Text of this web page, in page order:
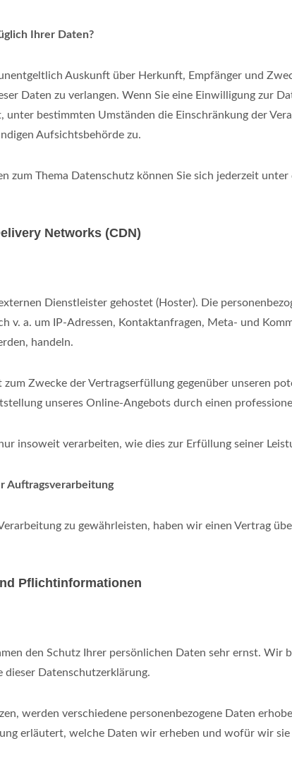
Ihrer Daten?
Auskunft über Herkunft, Empfänger und
Daten zu verlangen. Wenn Sie eine Einwilligung
unter bestimmten Umständen die Einschränkung der
Aufsichtsbehörde zu.
zum Thema Datenschutz können Sie sich jederzeit
Networks (CDN)
Dienstleister gehostet (Hoster). Die
v. a. um IP-Adressen, Kontaktanfragen, Meta- und
handeln.
zum Zwecke der Vertragserfüllung gegenüber unseren
unseres Online-Angebots durch einen
insoweit verarbeiten, wie dies zur Erfüllung seiner
Auftragsverarbeitung
zu gewährleisten, haben wir einen Vertrag
Pflicht­informationen
den Schutz Ihrer persönlichen Daten sehr ernst.
Datenschutzerklärung.
werden verschiedene personenbezogene Daten
erläutert, welche Daten wir erheben und wofür wir